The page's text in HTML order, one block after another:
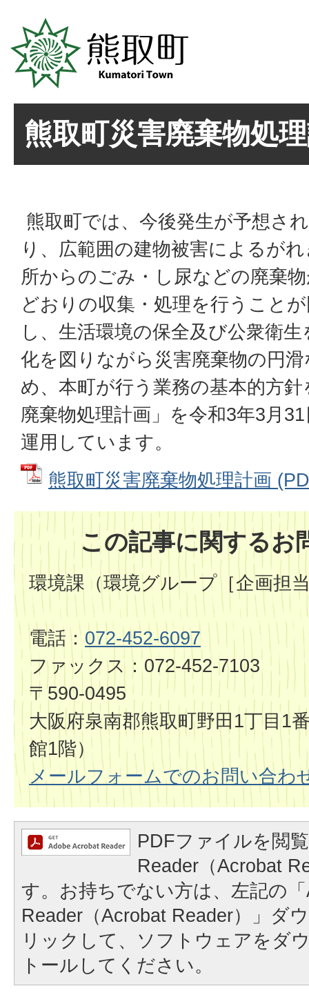
熊取町災害廃棄物処
熊取町では、今後発生が予想さ
り、広範囲の建物被害によるが
所からのごみ・し尿などの廃棄
どおりの収集・処理を行うこと
し、生活環境の保全及び公衆衛
化を図りながら災害廃棄物の円
め、本町が行う業務の基本的方
廃棄物処理計画」を令和3年3月
運用しています。
熊取町災害廃棄物処理計画
この記事に関するお
環境課（環境グループ［企画担
電話： 072-452-6097
ファックス：072-452-7103
〒590-0495
大阪府泉南郡熊取町野田1丁目1
館1階）
メールフォームでのお問い合わ
PDFファイルを閲
Reader（Acrobat
す。お持ちでない方は、左記の
Reader（Acrobat Reader）」ダ
リックして、ソフトウェアをダ
トールしてください。